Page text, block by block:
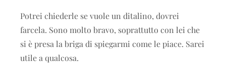
Potrei chiederle se vuole un ditalino, dovrei
farcela. Sono molto bravo, soprattutto con lei che
si è presa la briga di spiegarmi come le piace. Sarei
utile a qualcosa.